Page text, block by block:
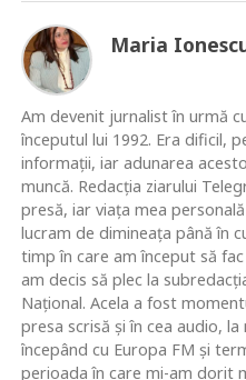
Maria
Am devenit jurnalist în urmă
începutul lui 1992. Era dificil,
informaţii, iar adunarea
muncă. Redacţia ziarului
presă, iar viaţa mea
lucram de dimineaţa până în
timp în care am început să
am decis să plec la
Naţional. Acela a fost
presa scrisă şi în cea audio,
începând cu Europa FM şi
perioada în care mi-am dorit